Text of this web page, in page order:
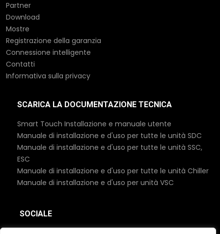
Partner
Download
Mostre
Registrazione della garanzia
Connessione intelligente
Contatti
Informativa sulla privacy
SCARICA LA DOCUMENTAZIONE TECNICA
Smart Touch Installazione e manuale utente
Manuale di installazione e d'uso per tutte le unità SDC
Manuale di installazione e d'uso per tutte le unità SSC,
ESC
Manuale di installazione e d'uso per tutte le unità Chiller
Manuale di installazione e d'uso per unità VSC
SOCIALE